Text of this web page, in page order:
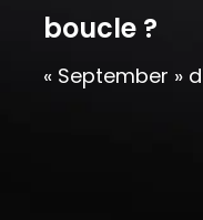
boucle ?
« September »